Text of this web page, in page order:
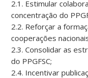
2.1. Estimular
concentração do
2.2. Reforçar a
cooperações
2.3. Consolidar as
do PPGFSC;
2.4. Incentivar